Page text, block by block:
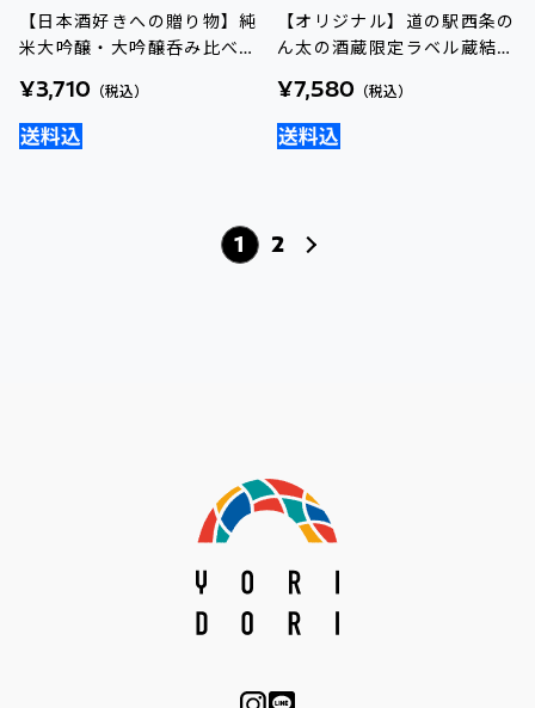
【日本酒好きへの贈り物】純
米大吟醸・大吟醸呑み比べセ
¥3,710 （税込）
【オリジナル】道の駅西条の
ん太の酒蔵限定ラベル蔵結び
¥7,580 （税込）
1 2 次